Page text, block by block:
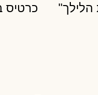
הלילך"
כרטיס